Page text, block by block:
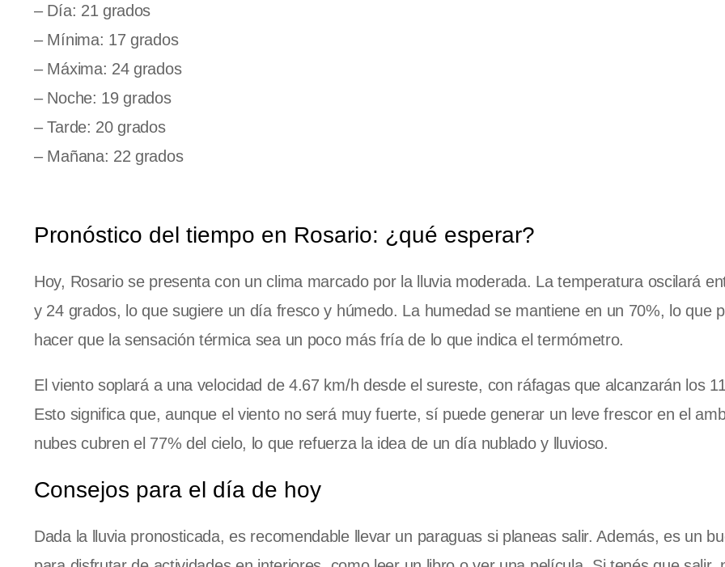
– Día: 21 grados
– Mínima: 17 grados
– Máxima: 24 grados
– Noche: 19 grados
– Tarde: 20 grados
– Mañana: 22 grados
Pronóstico del tiempo en Rosario: ¿qué esperar?
Hoy, Rosario se presenta con un clima marcado por la lluvia moderada. La temperatura oscilará
y 24 grados, lo que sugiere un día fresco y húmedo. La humedad se mantiene en un 70%, lo que
hacer que la sensación térmica sea un poco más fría de lo que indica el termómetro.
El viento soplará a una velocidad de 4.67 km/h desde el sureste, con ráfagas que alcanzarán los
Esto significa que, aunque el viento no será muy fuerte, sí puede generar un leve frescor en el
nubes cubren el 77% del cielo, lo que refuerza la idea de un día nublado y lluvioso.
Consejos para el día de hoy
Dada la lluvia pronosticada, es recomendable llevar un paraguas si planeas salir. Además, es un